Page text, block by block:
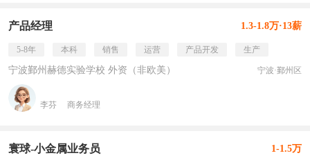
产品经理 1.3-1.8万·13薪
5-8年 本科 销售 运营 产品开发 生产
宁波鄞州赫德实验学校 外资（非欧美） 宁波·鄞州区
李芬 商务经理
寰球-小金属业务员 1-1.5万